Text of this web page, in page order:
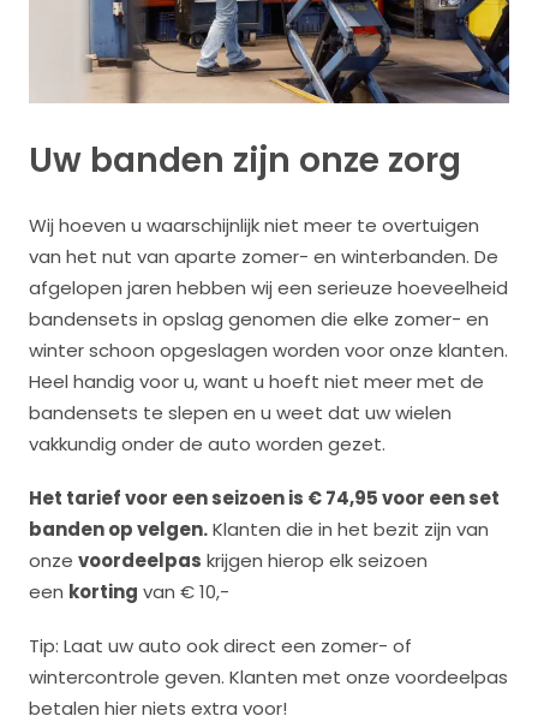
Uw banden zijn onze zorg
Wij hoeven u waarschijnlijk niet meer te overtuigen
van het nut van aparte zomer- en winterbanden. De
afgelopen jaren hebben wij een serieuze hoeveelheid
bandensets in opslag genomen die elke zomer- en
winter schoon opgeslagen worden voor onze klanten.
Heel handig voor u, want u hoeft niet meer met de
bandensets te slepen en u weet dat uw wielen
vakkundig onder de auto worden gezet.
Het tarief voor een seizoen is € 74,95 voor een set
banden op velgen.Klanten die in het bezit zijn van
onze voordeelpas krijgen hierop elk seizoen
een korting van € 10,-
Tip: Laat uw auto ook direct een zomer- of
wintercontrole geven. Klanten met onze voordeelpas
betalen hier niets extra voor!